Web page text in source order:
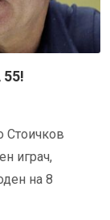
Стоичков
играч,
на 8